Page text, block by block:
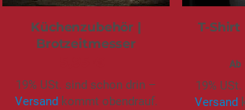
Küchenzubehör |
Brotzeitmesser
19% USt. sind schon drin –
Versand kommt obendrauf.
T-
Ab
19%
Versand